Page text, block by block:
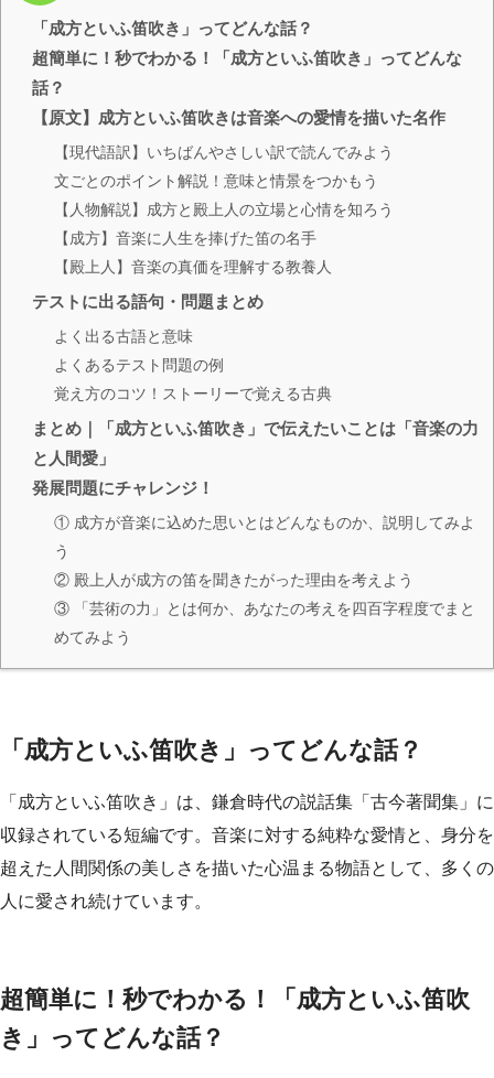
「成方といふ笛吹き」ってどんな話？
超簡単に！秒でわかる！「成方といふ笛吹き」ってどんな
話？
【原文】成方といふ笛吹きは音楽への愛情を描いた名作
【現代語訳】いちばんやさしい訳で読んでみよう
文ごとのポイント解説！意味と情景をつかもう
【人物解説】成方と殿上人の立場と心情を知ろう
【成方】音楽に人生を捧げた笛の名手
【殿上人】音楽の真価を理解する教養人
テストに出る語句・問題まとめ
よく出る古語と意味
よくあるテスト問題の例
覚え方のコツ！ストーリーで覚える古典
まとめ｜「成方といふ笛吹き」で伝えたいことは「音楽の力
と人間愛」
発展問題にチャレンジ！
① 成方が音楽に込めた思いとはどんなものか、説明してみよ
う
② 殿上人が成方の笛を聞きたがった理由を考えよう
③ 「芸術の力」とは何か、あなたの考えを四百字程度でまと
めてみよう
「成方といふ笛吹き」ってどんな話？
「成方といふ笛吹き」は、鎌倉時代の説話集「古今著聞集」に
収録されている短編です。音楽に対する純粋な愛情と、身分を
超えた人間関係の美しさを描いた心温まる物語として、多くの
人に愛され続けています。
超簡単に！秒でわかる！「成方といふ笛吹
き」ってどんな話？